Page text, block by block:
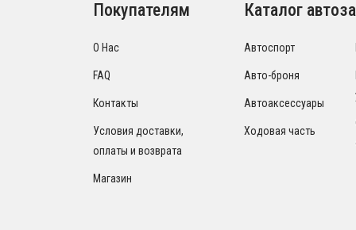
Покупателям
О Нас
FAQ
Контакты
Условия доставки,
оплаты и возврата
Магазин
Каталог
Автоспорт
Авто-броня
Автоаксессуары
Ходовая часть